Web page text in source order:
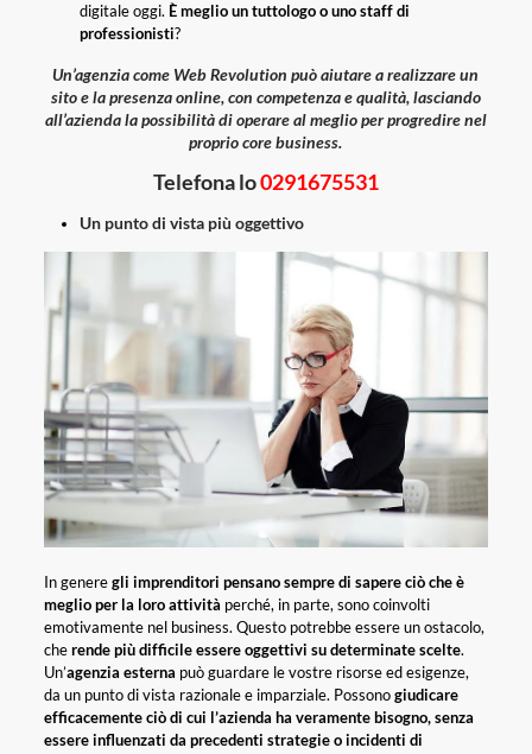
digitale oggi. È meglio un tuttologo o uno staff di
professionisti?
Un’agenzia come Web Revolution può aiutare a realizzare un
sito e la presenza online, con competenza e qualità, lasciando
all’azienda la possibilità di operare al meglio per progredire nel
proprio core business.
Telefona lo0291675531
Un punto di vista più oggettivo
In generegli imprenditori pensano sempre di sapere ciò che è
meglio per la loro attività perché, in parte, sono coinvolti
emotivamente nel business. Questo potrebbe essere un ostacolo,
cherende più difficile essere oggettivi su determinate scelte.
Un’agenzia esterna può guardare le vostre risorse ed esigenze,
da un punto di vista razionale e imparziale. Possonogiudicare
efficacemente ciò di cui l’azienda ha veramente bisogno, senza
essere influenzati da precedenti strategie o incidenti di